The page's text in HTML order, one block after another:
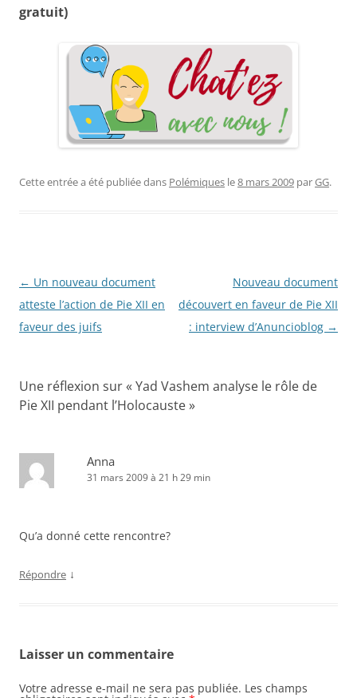
gratuit)
Cette entrée a été publiée dans Polémiques le8 mars 2009 parGG.
Navigation
des
articles
← Un nouveau document
atteste l’action de Pie XII en
faveur des juifs
Nouveau document
découvert en faveur de Pie XII
: interview d’Anuncioblog →
Une réflexion sur « Yad Vashem analyse le rôle de
Pie XII pendant l’Holocauste»
Anna
31 mars 2009 à 21 h 29 min
Qu’a donné cette rencontre?
Répondre ↓
Laisser un commentaire
Votre adresse e-mail ne sera pas publiée. Les champs